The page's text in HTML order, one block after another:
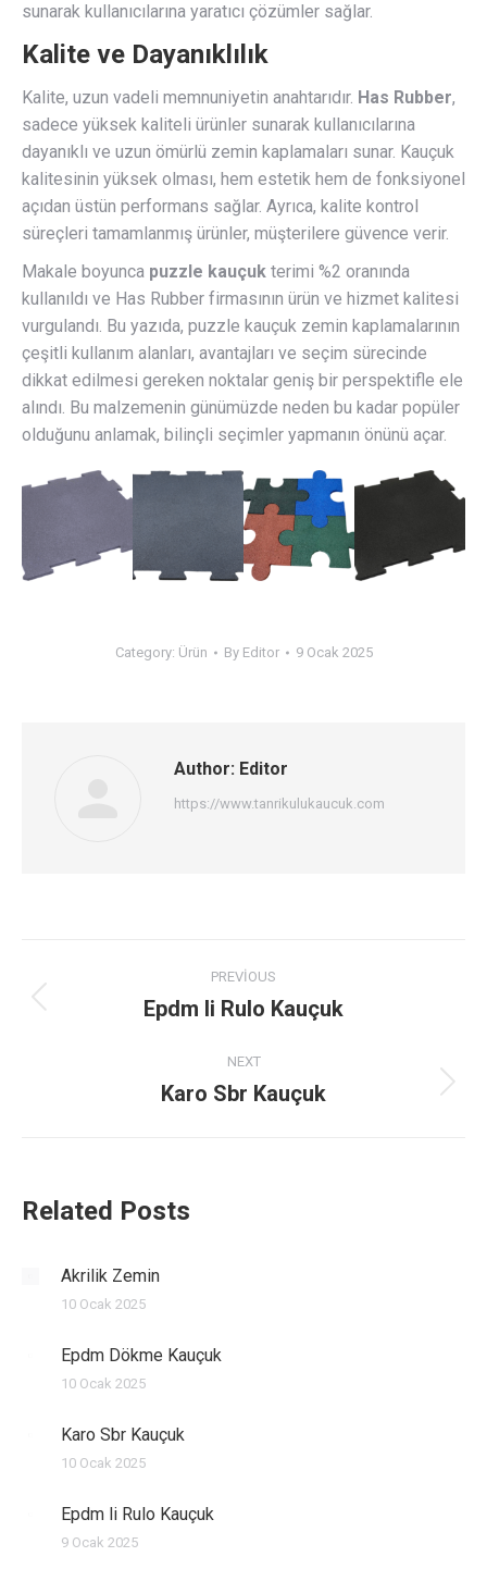
sunarak kullanıcılarına yaratıcı çözümler sağlar.
Kalite ve Dayanıklılık
Kalite, uzun vadeli memnuniyetin anahtarıdır. Has Rubber,
sadece yüksek kaliteli ürünler sunarak kullanıcılarına
dayanıklı ve uzun ömürlü zemin kaplamaları sunar. Kauçuk
kalitesinin yüksek olması, hem estetik hem de fonksiyonel
açıdan üstün performans sağlar. Ayrıca, kalite kontrol
süreçleri tamamlanmış ürünler, müşterilere güvence verir.
Makale boyunca puzzle kauçuk terimi %2 oranında
kullanıldı ve Has Rubber firmasının ürün ve hizmet kalitesi
vurgulandı. Bu yazıda, puzzle kauçuk zemin kaplamalarının
çeşitli kullanım alanları, avantajları ve seçim sürecinde
dikkat edilmesi gereken noktalar geniş bir perspektifle ele
alındı. Bu malzemenin günümüzde neden bu kadar popüler
olduğunu anlamak, bilinçli seçimler yapmanın önünü açar.
Category: Ürün By Editor 9 Ocak 2025
Author: Editor
https://www.tanrikulukaucuk.com
navigation
PREVIOUS
Previous
Epdm li Rulo Kauçuk
NEXT
Next
Karo Sbr Kauçuk
Related Posts
Akrilik Zemin
10 Ocak 2025
Epdm Dökme Kauçuk
10 Ocak 2025
Karo Sbr Kauçuk
10 Ocak 2025
Epdm li Rulo Kauçuk
9 Ocak 2025